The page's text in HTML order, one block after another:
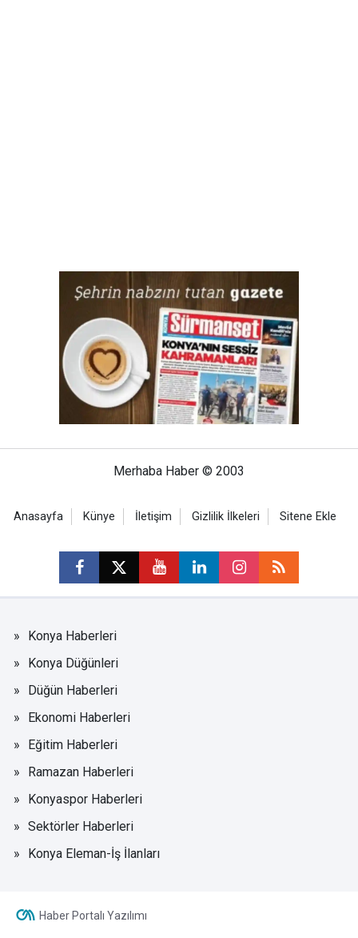
Merhaba Haber © 2003
Anasayfa Künye İletişim Gizlilik İlkeleri Sitene Ekle
Konya Haberleri
Konya Düğünleri
Düğün Haberleri
Ekonomi Haberleri
Eğitim Haberleri
Ramazan Haberleri
Konyaspor Haberleri
Sektörler Haberleri
Konya Eleman-İş İlanları
Haber Portalı Yazılımı